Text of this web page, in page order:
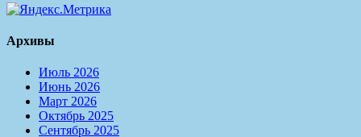
Архивы
Июль 2026
Июнь 2026
Март 2026
Октябрь 2025
Сентябрь 2025